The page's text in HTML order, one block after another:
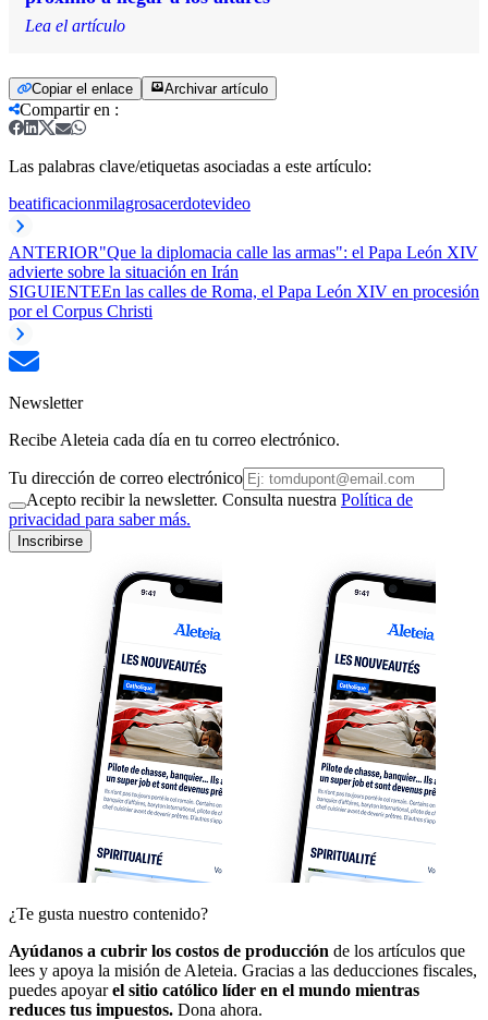
Lea el artículo
Copiar el enlace Archivar artículo
Compartir en :
Las palabras clave/etiquetas asociadas a este artículo:
beatificacionmilagrosacerdotevideo
ANTERIOR"Que la diplomacia calle las armas": el Papa León XIV
advierte sobre la situación en Irán
SIGUIENTEEn las calles de Roma, el Papa León XIV en procesión
por el Corpus Christi
Newsletter
Recibe Aleteia cada día en tu correo electrónico.
Tu dirección de correo electrónico
Acepto recibir la newsletter. Consulta nuestra Política de
privacidad para saber más.
Inscribirse
¿Te gusta nuestro contenido?
Ayúdanos a cubrir los costos de producción de los artículos que
lees y apoya la misión de Aleteia. Gracias a las deducciones fiscales,
puedes apoyarel sitio católico líder en el mundo mientras
reduces tus impuestos. Dona ahora.